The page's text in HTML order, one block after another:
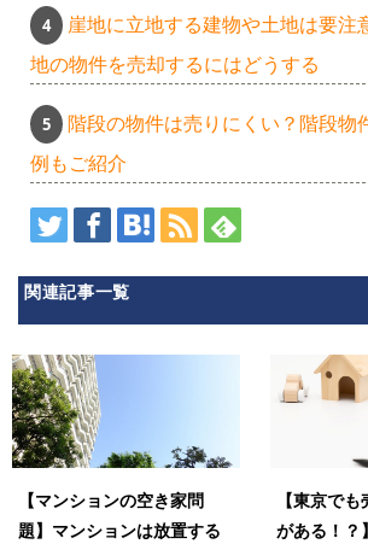
崖地に立地する建物や土地は要注
地の物件を売却するにはどうする
階段の物件は売りにくい？階段物
例もご紹介
関連記事一覧
【マンションの空き家問
題】マンションは放置する
【東京で
がある！？